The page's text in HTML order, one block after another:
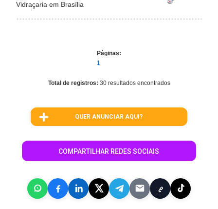
Vidraçaria em Brasília
Páginas:
1
Total de registros: 30 resultados encontrados
QUER ANUNCIAR AQUI?
COMPARTILHAR REDES SOCIAIS